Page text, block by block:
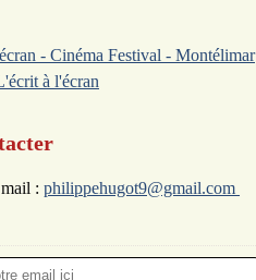
- Cinéma Festival - Montélimar
à l'écran
: philippehugot9@gmail.com